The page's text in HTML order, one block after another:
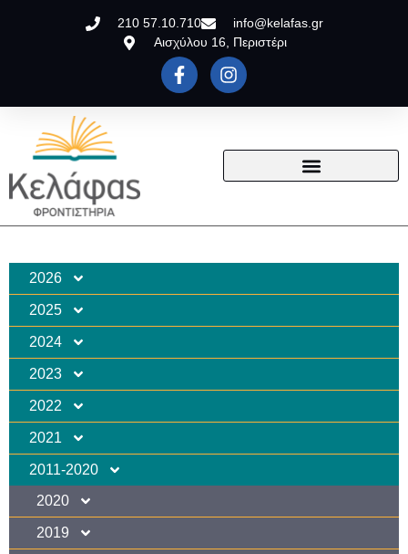
210 57.10.710
info@kelafas.gr
Αισχύλου 16, Περιστέρι
2026
2025
2024
2023
2022
2021
2011-2020
2020
2019